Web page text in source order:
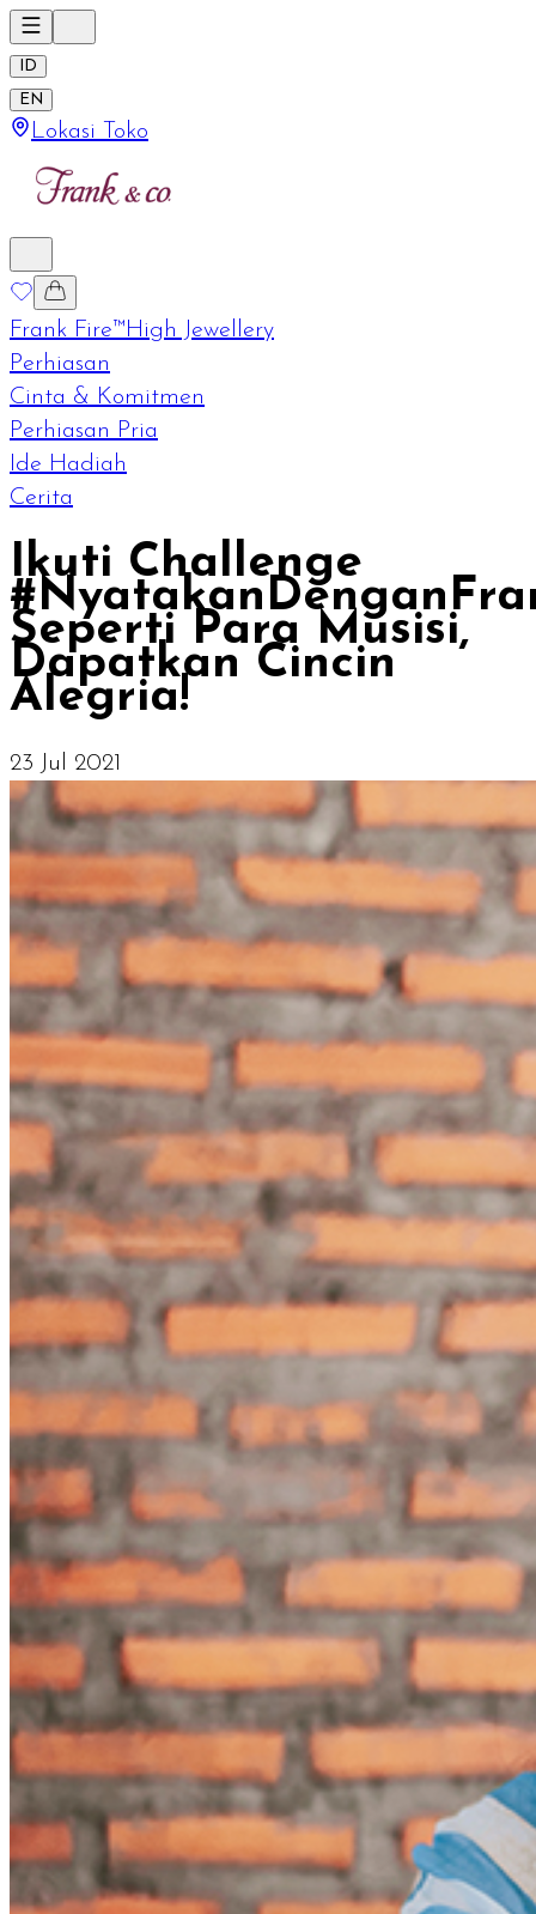
ID
EN
Lokasi Toko
Frank Fire™High Jewellery
Perhiasan
Cinta & Komitmen
Perhiasan Pria
Ide Hadiah
Cerita
Ikuti Challenge
Seperti Para Musisi,
Dapatkan Cincin
Alegria!
23 Jul 2021